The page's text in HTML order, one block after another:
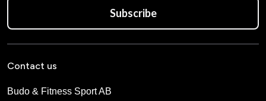
Subscribe
Contact us
Budo & Fitness Sport AB